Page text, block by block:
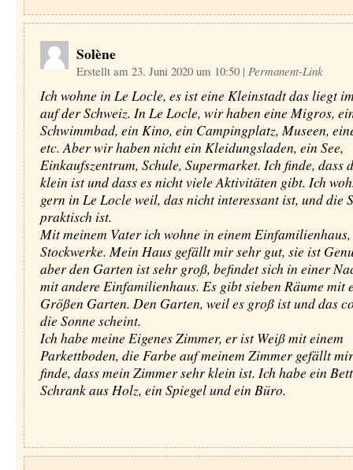
Solène
Erstellt am 23. Juni 2020 um 10:50 | Permanent-Link
Ich wohne in Le Locle, es ist eine Kleinstadt das liegt
auf der Schweiz. In Le Locle, wir haben eine Migros,
Schwimmbad, ein Kino, ein Campingplatz, Museen,
etc. Aber wir haben nicht ein Kleidungsladen, ein See,
Einkaufszentrum, Schule, Supermarket. Ich finde, dass
klein ist und dass es nicht viele Aktivitäten gibt. Ich
gern in Le Locle weil, das nicht interessant ist, und die
praktisch ist.
Mit meinem Vater ich wohne in einem
Stockwerke. Mein Haus gefällt mir sehr gut, sie ist
aber den Garten ist sehr groß, befindet sich in einer
mit andere Einfamilienhaus. Es gibt sieben Räume mit
Größen Garten. Den Garten, weil es groß ist und das
die Sonne scheint.
Ich habe meine Eigenes Zimmer, er ist Weiß mit einem
Parkettboden, die Farbe auf meinem Zimmer gefällt
finde, dass mein Zimmer sehr klein ist. Ich habe ein
Schrank aus Holz, ein Spiegel und ein Büro.